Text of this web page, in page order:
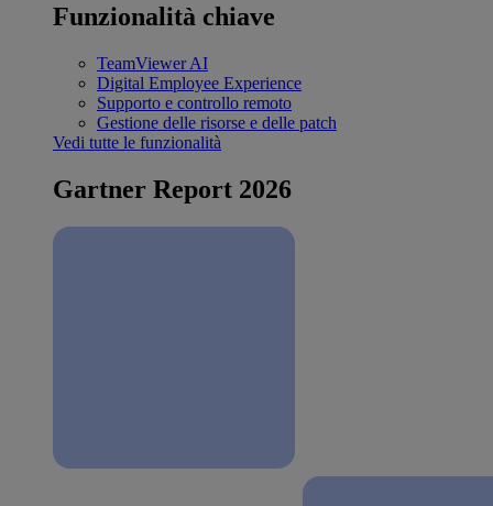
Funzionalità chiave
TeamViewer AI
Digital Employee Experience
Supporto e controllo remoto
Gestione delle risorse e delle patch
Vedi tutte le funzionalità
Gartner Report 2026